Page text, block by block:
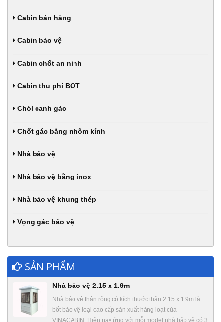
Cabin bán hàng
Cabin bảo vệ
Cabin chốt an ninh
Cabin thu phí BOT
Chòi canh gác
Chốt gác bằng nhôm kính
Nhà bảo vệ
Nhà bảo vệ bằng inox
Nhà bảo vệ khung thép
Vọng gác bảo vệ
SẢN PHẨM
Nhà bảo vệ 2.15 x 1.9m
Nhà bảo vệ thân rộng có kích thước thân 2.15 x 1.9m là
bốt bảo vệ loại cao cấp sản xuất hàng loạt của
VINACABIN. Hiện nay ứng với mỗi model nhà bảo vệ có 3